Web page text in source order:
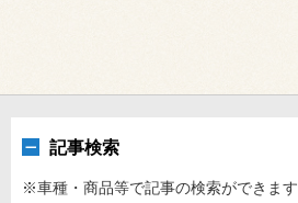
記事検索
※車種・商品等で記事の検索ができます